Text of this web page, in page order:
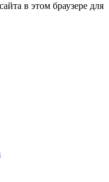
в этом браузере для